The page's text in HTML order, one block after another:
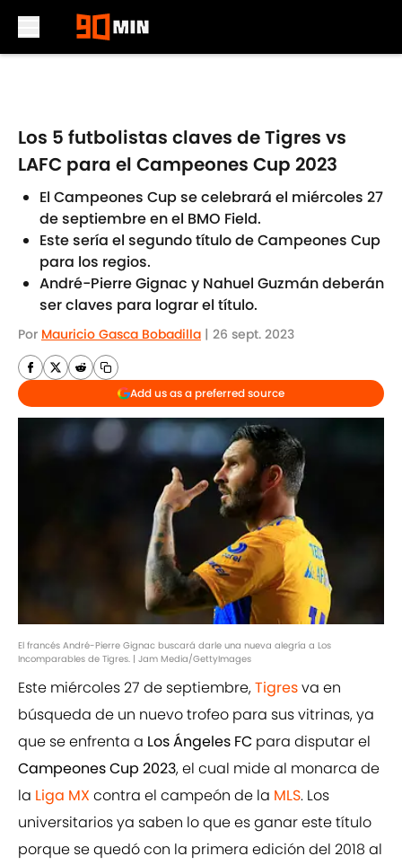
Los 5 futbolistas claves de Tigres vs
LAFC para el Campeones Cup 2023
El Campeones Cup se celebrará el miércoles 27
de septiembre en el BMO Field.
Este sería el segundo título de Campeones Cup
para los regios.
André-Pierre Gignac y Nahuel Guzmán deberán
ser claves para lograr el título.
Por Mauricio Gasca Bobadilla | 26 sept. 2023
Add us as a preferred source
El francés André-Pierre Gignac buscará darle una nueva alegría a Los
Incomparables de Tigres. | Jam Media/GettyImages
Este miércoles 27 de septiembre,Tigresva en
búsqueda de un nuevo trofeo para sus vitrinas, ya
que se enfrenta a Los Ángeles FC para disputar el
Campeones Cup 2023, el cual mide al monarca de
la Liga MX contra el campeón de la MLS. Los
universitarios ya saben lo que es ganar este título
porque se quedó con la primera edición del 2018 al